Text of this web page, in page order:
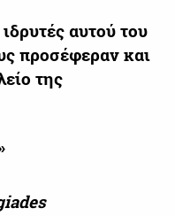
αυτού του
προσέφεραν και
της